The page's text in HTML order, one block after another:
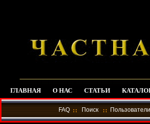
ГЛАВНАЯ О НАС СТАТЬИ
FAQ Поиск Пользователи